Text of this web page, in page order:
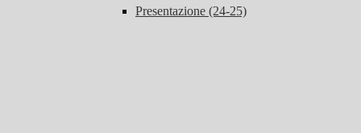
Presentazione (24-25)